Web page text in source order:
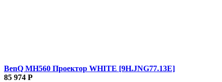
BenQ MH560 Проектор WHITE [9H.JNG77.13E]
85 974 Р